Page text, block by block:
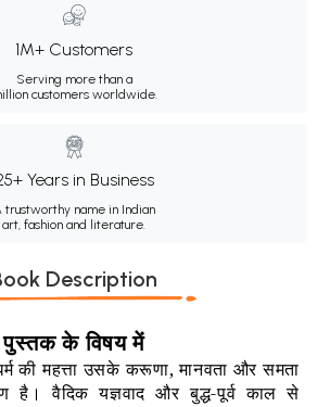
1M+ Customers
Serving more than a
customers worldwide.
Years in Business
trustworthy name in Indian
art, fashion and literature.
Description
पुस्तक के विषय में
की महत्ता उसके करूणा,मानवता और समता
है। वैदिक यज्ञवाद और बुद्ध-पूर्व काल से